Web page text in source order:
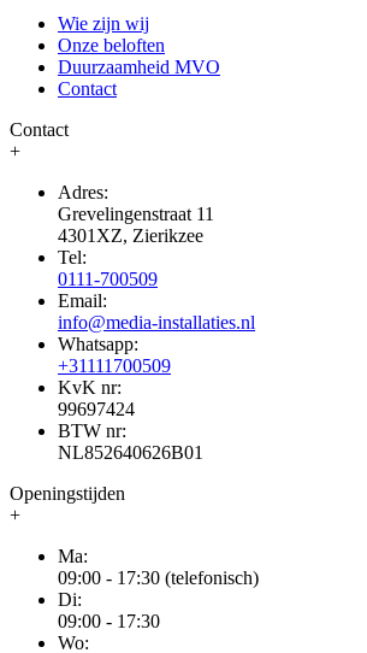
Wie zijn wij
Onze beloften
Duurzaamheid MVO
Contact
Contact
+
Adres:
Grevelingenstraat 11
4301XZ, Zierikzee
Tel:
0111-700509
Email:
info@media-installaties.nl
Whatsapp:
+31111700509
KvK nr:
99697424
BTW nr:
NL852640626B01
Openingstijden
+
Ma:
09:00 - 17:30 (telefonisch)
Di:
09:00 - 17:30
Wo: